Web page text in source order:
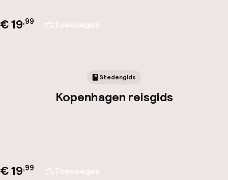
€ 19,99 Toevoegen
Stedengids
Kopenhagen reisgids
€ 19,99 Toevoegen